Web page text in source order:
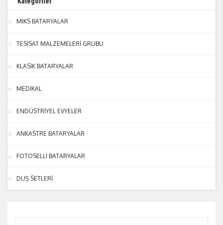
MIKS BATARYALAR
TESİSAT MALZEMELERİ GRUBU
KLASİK BATARYALAR
MEDİKAL
ENDÜSTRİYEL EVYELER
ANKASTRE BATARYALAR
FOTOSELLİ BATARYALAR
DUŞ SETLERİ